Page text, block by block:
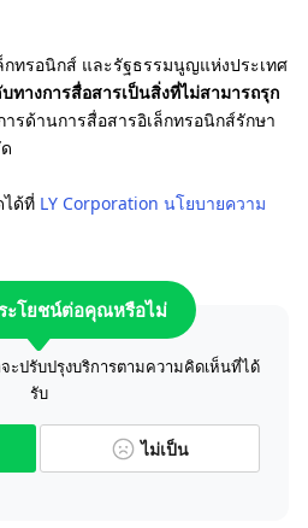
กทรอนิกส์ และรัฐธรรมนูญแห่งประเทศ
ทางการสื่อสารเป็นสิ่งที่ไม่สามารถรุก
ารด้านการสื่อสารอิเล็กทรอนิกส์รักษา
ได้ที่ LY Corporation นโยบายความ
ะโยชน์ต่อคุณหรือไม่
ะปรับปรุงบริการตามความคิดเห็นที่ได้
รับ
ไม่เป็น